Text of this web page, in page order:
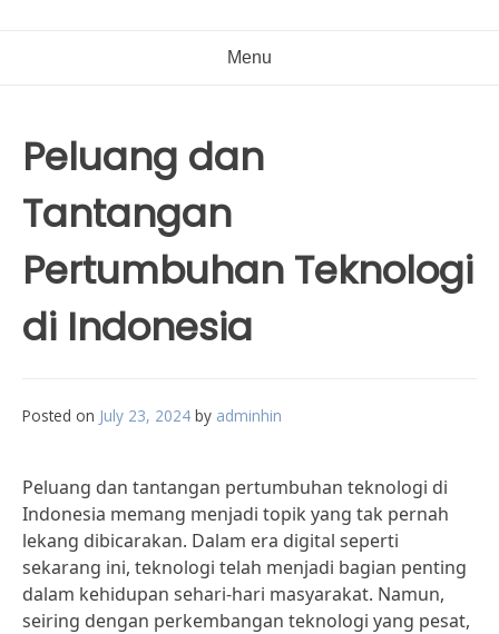
Menu
Peluang dan
Tantangan
Pertumbuhan Teknologi
di Indonesia
Posted on July 23, 2024 by adminhin
Peluang dan tantangan pertumbuhan teknologi di
Indonesia memang menjadi topik yang tak pernah
lekang dibicarakan. Dalam era digital seperti
sekarang ini, teknologi telah menjadi bagian penting
dalam kehidupan sehari-hari masyarakat. Namun,
seiring dengan perkembangan teknologi yang pesat,